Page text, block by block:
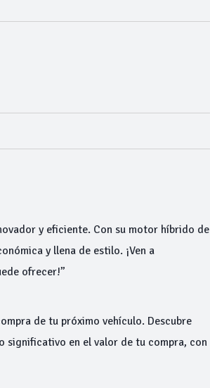
y eficiente. Con su motor híbrido de
y llena de estilo. ¡Ven a
ofrecer!”
de tu próximo vehículo. Descubre
significativo en el valor de tu compra, con